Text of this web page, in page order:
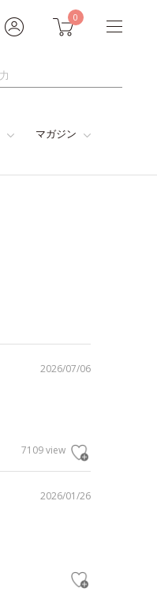
0
マガジン
2026/07/06
7109 view
2026/01/26